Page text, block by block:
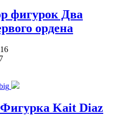
фигурок Два
ордена
Kait Diaz